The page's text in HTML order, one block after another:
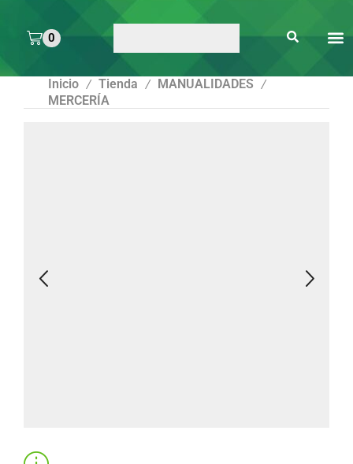
0
Inicio / Tienda / MANUALIDADES /
MERCERÍA